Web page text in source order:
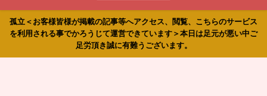
孤立＜お客様皆様が掲載の記事等へアクセス、閲覧、こちらのサービス
を利用される事でかろうじて運営できています＞本日は足元が悪い中ご
足労頂き誠に有難うございます。